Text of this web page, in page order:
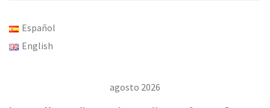
Español
English
agosto 2026